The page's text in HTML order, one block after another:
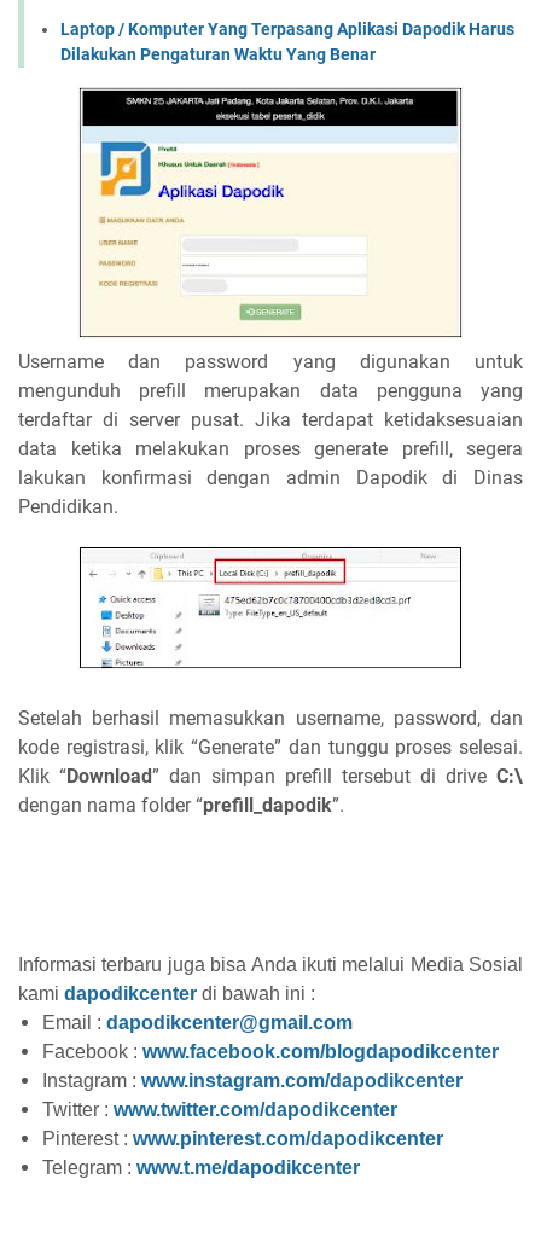
Laptop / Komputer Yang Terpasang Aplikasi Dapodik Harus
Dilakukan Pengaturan Waktu Yang Benar
Username dan password yang digunakan untuk
mengunduh prefill merupakan data pengguna yang
terdaftar di server pusat. Jika terdapat ketidaksesuaian
data ketika melakukan proses generate prefill, segera
lakukan konfirmasi dengan admin Dapodik di Dinas
Pendidikan.
Setelah berhasil memasukkan username, password, dan
kode registrasi, klik “Generate” dan tunggu proses selesai.
Klik “Download” dan simpan prefill tersebut di drive C:\
dengan nama folder “prefill_dapodik”.
Informasi terbaru juga bisa Anda ikuti melalui Media Sosial
kami dapodikcenter di bawah ini :
Email : dapodikcenter@gmail.com
Facebook : www.facebook.com/blogdapodikcenter
Instagram : www.instagram.com/dapodikcenter
Twitter : www.twitter.com/dapodikcenter
Pinterest : www.pinterest.com/dapodikcenter
Telegram : www.t.me/dapodikcenter